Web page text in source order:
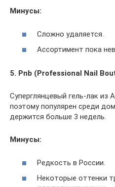
Минусы:
Сложно удаляется.
Ассортимент пока
5. Pnb (Professional Nail
Суперглянцевый гель-лак из
поэтому популярен среди
держится больше 3 недель.
Минусы:
Редкость в России.
Некоторые оттенки